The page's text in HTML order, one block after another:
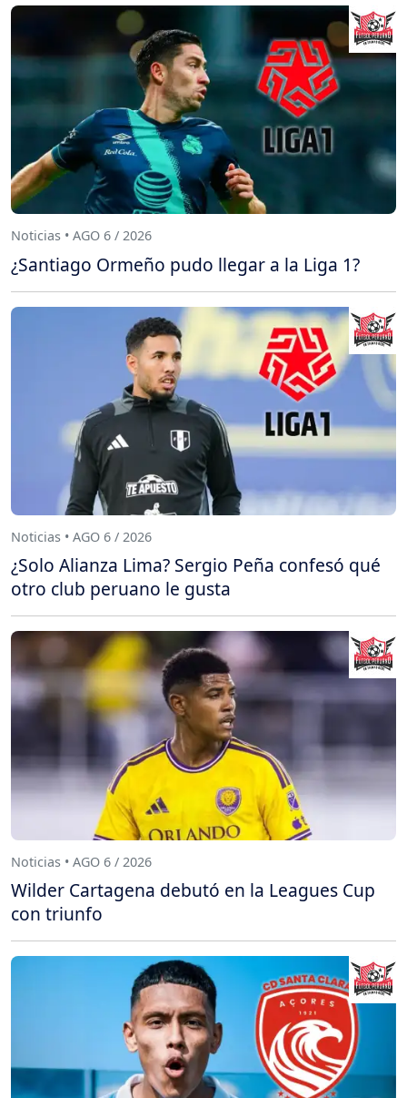
Noticias • AGO 6 / 2026
¿Santiago Ormeño pudo llegar a la Liga 1?
Noticias • AGO 6 / 2026
¿Solo Alianza Lima? Sergio Peña confesó qué
otro club peruano le gusta
Noticias • AGO 6 / 2026
Wilder Cartagena debutó en la Leagues Cup
con triunfo